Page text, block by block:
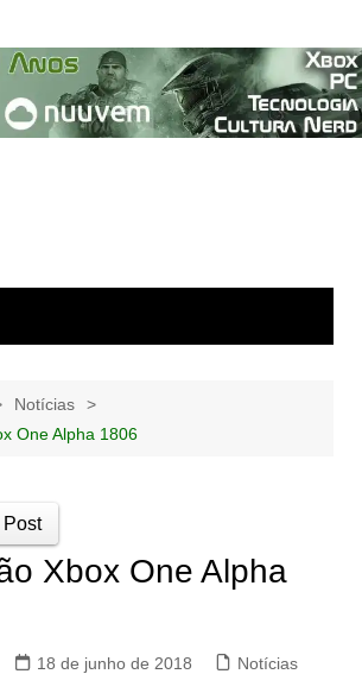
Notícias
One Alpha 1806
Post
Xbox One Alpha
18 de junho de 2018 Notícias